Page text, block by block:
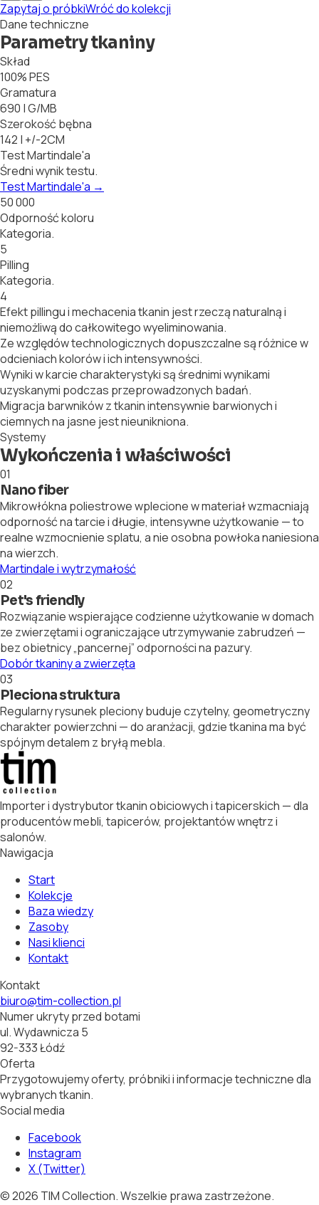
Zapytaj o próbkiWróć do kolekcji
Dane techniczne
Parametry tkaniny
Skład
100% PES
Gramatura
690 | G/MB
Szerokość bębna
142 | +/-2CM
Test Martindale'a
Średni wynik testu.
Test Martindale'a →
50 000
Odporność koloru
Kategoria.
5
Pilling
Kategoria.
4
Efekt pillingu i mechacenia tkanin jest rzeczą naturalną i
niemożliwą do całkowitego wyeliminowania.
Ze względów technologicznych dopuszczalne są różnice w
odcieniach kolorów i ich intensywności.
Wyniki w karcie charakterystyki są średnimi wynikami
uzyskanymi podczas przeprowadzonych badań.
Migracja barwników z tkanin intensywnie barwionych i
ciemnych na jasne jest nieunikniona.
Systemy
Wykończenia i właściwości
01
Nano fiber
Mikrowłókna poliestrowe wplecione w materiał wzmacniają
odporność na tarcie i długie, intensywne użytkowanie — to
realne wzmocnienie splatu, a nie osobna powłoka naniesiona
na wierzch.
Martindale i wytrzymałość
02
Pet's friendly
Rozwiązanie wspierające codzienne użytkowanie w domach
ze zwierzętami i ograniczające utrzymywanie zabrudzeń —
bez obietnicy „pancernej” odporności na pazury.
Dobór tkaniny a zwierzęta
03
Pleciona struktura
Regularny rysunek pleciony buduje czytelny, geometryczny
charakter powierzchni — do aranżacji, gdzie tkanina ma być
spójnym detalem z bryłą mebla.
Importer i dystrybutor tkanin obiciowych i tapicerskich — dla
producentów mebli, tapicerów, projektantów wnętrz i
salonów.
Nawigacja
Start
Kolekcje
Baza wiedzy
Zasoby
Nasi klienci
Kontakt
Kontakt
biuro@tim-collection.pl
Numer ukryty przed botami
ul. Wydawnicza 5
92-333 Łódź
Oferta
Przygotowujemy oferty, próbniki i informacje techniczne dla
wybranych tkanin.
Social media
Facebook
Instagram
X (Twitter)
©2026 TIM Collection.Wszelkie prawa zastrzeżone.